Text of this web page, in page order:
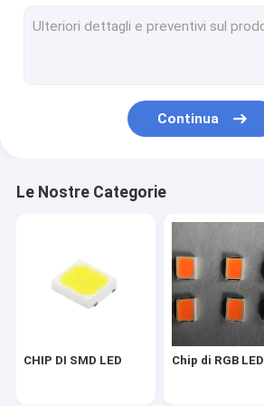
Un chip di 3528 LED
SMD ha condotto le componenti
Continua
Le Nostre Categorie
CHIP DI SMD LED Chip di RGB LED